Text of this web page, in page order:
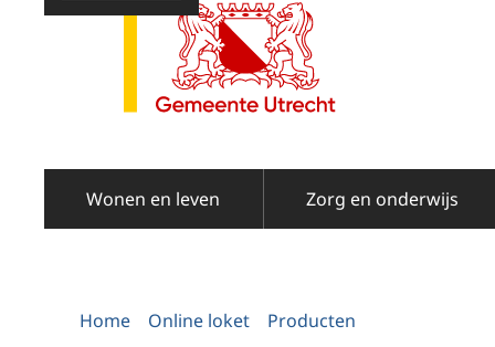
Wonen en leven Zorg en onderwijs
Home Online loket Producten